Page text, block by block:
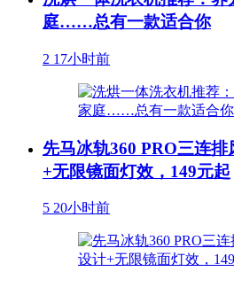
庭……总有一款适合你
2 17小时前
先马冰轨360 PRO三连
+无限镜面灯效，149元起
5 20小时前